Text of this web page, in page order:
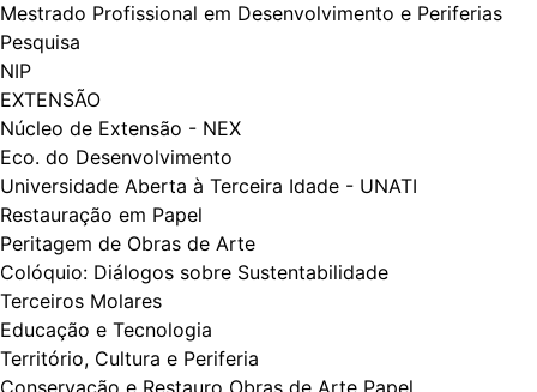
Mestrado Profissional em Desenvolvimento e Periferias
Pesquisa
NIP
EXTENSÃO
Núcleo de Extensão - NEX
Eco. do Desenvolvimento
Universidade Aberta à Terceira Idade - UNATI
Restauração em Papel
Peritagem de Obras de Arte
Colóquio: Diálogos​​ sobre Sustentabilidade
Terceiros Molares
Educação e Tecnologia
Território, Cultura e Periferia
Conservação e Restauro Obras de Arte Papel